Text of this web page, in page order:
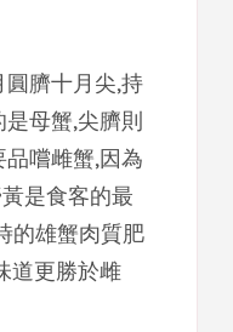
臍十月尖,持
母蟹,尖臍則
嚐雌蟹,因為
是食客的最
的雄蟹肉質肥
道更勝於雌